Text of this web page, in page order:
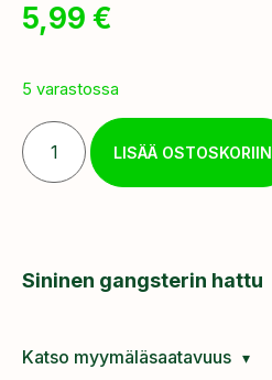
5,99 €
5 varastossa
LISÄÄ OSTOSKORIIN
Sininen gangsterin hattu
Katso myymäläsaatavuus